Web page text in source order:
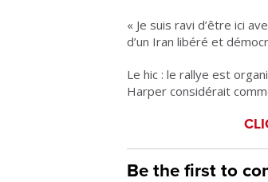
« Je suis ravi d’être ici
d’un Iran libéré et
Le hic : le rallye est
Harper considérait
Be the first to